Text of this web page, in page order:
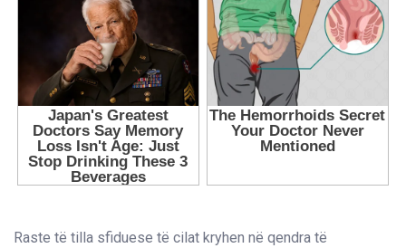
Raste të tilla sfiduese të cilat kryhen në qendra të